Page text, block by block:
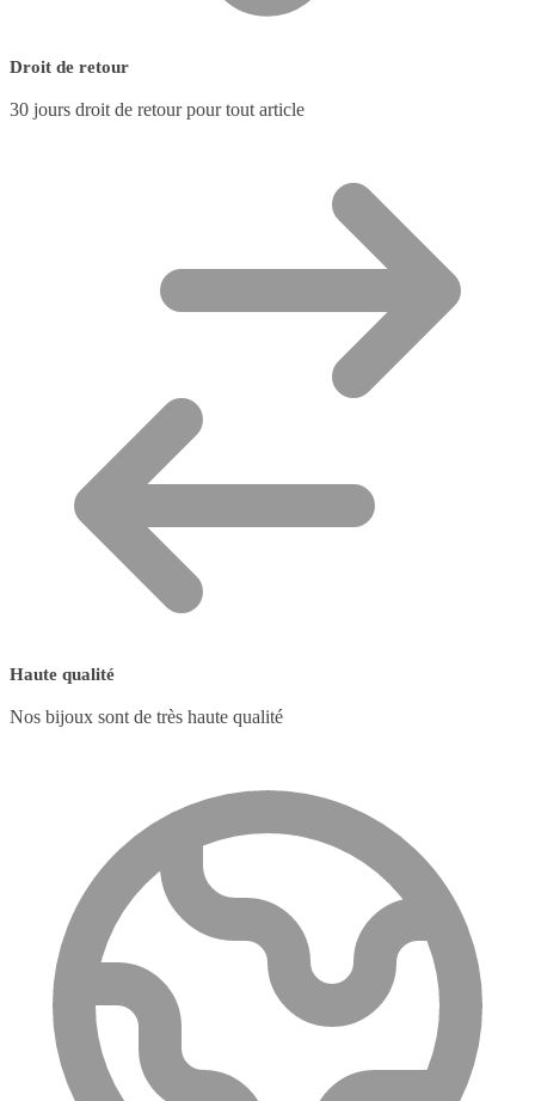
Droit de retour
30 jours droit de retour pour tout article
Haute qualité
Nos bijoux sont de très haute qualité